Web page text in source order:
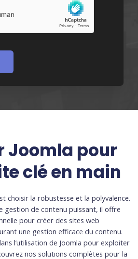
Joomla pour
clé en main
choisir la robustesse et la polyvalence.
gestion de contenu puissant, il offre
pour créer des sites web
une gestion efficace du contenu.
l’utilisation de Joomla pour exploiter
nos solutions complètes pour la